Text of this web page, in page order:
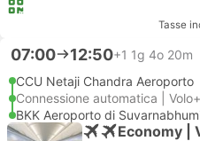
Tasse
07:00 12:50+1 1g 4o 20m
CCU Netaji Chandra Aeroporto
Connessione automatica |
BKK Aeroporto di
Economy |